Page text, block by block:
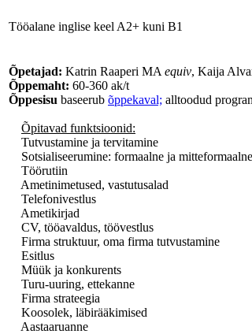
Tööalane inglise keel A2+ kuni B1
Õpetajad: Katrin Raaperi MA equiv, Kaija
Õppemaht: 60-360 ak/t
Õppesisu baseerub õppekaval; alltoodud
Õpitavad funktsioonid:
Tutvustamine ja tervitamine
Sotsialiseerumine: formaalne ja
Töörutiin
Ametinimetused, vastutusalad
Telefonivestlus
Ametikirjad
CV, tööavaldus, töövestlus
Firma struktuur, oma firma tutvustamine
Esitlus
Müük ja konkurents
Turu-uuring, ettekanne
Firma strateegia
Koosolek, läbirääkimised
Aastaaruanne